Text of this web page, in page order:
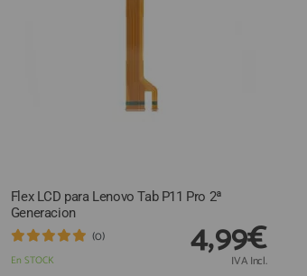
Flex LCD para Lenovo Tab P11 Pro 2ª
Generacion
En STOCK
(0) 4,99€
IVA Incl.